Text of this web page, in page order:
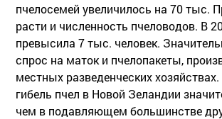
пчелосемей увеличилось на 70 тыс.
расти и численность пчеловодов. В
превысила 7 тыс. человек.
спрос на маток и пчелопакеты,
местных разведенческих
гибель пчел в Новой Зеландии
чем в подавляющем большинстве